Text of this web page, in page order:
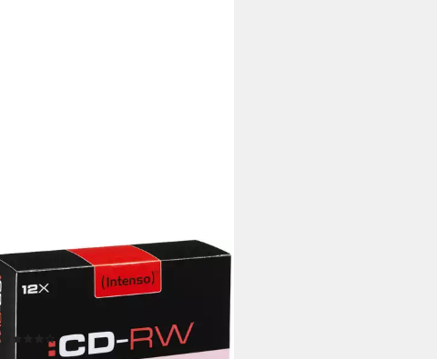
INTENSO
Notebook-Rucksack CD-RW
700MB/80 Min. 12x Speed
Rewritable S
(1)
ab 17,89 €